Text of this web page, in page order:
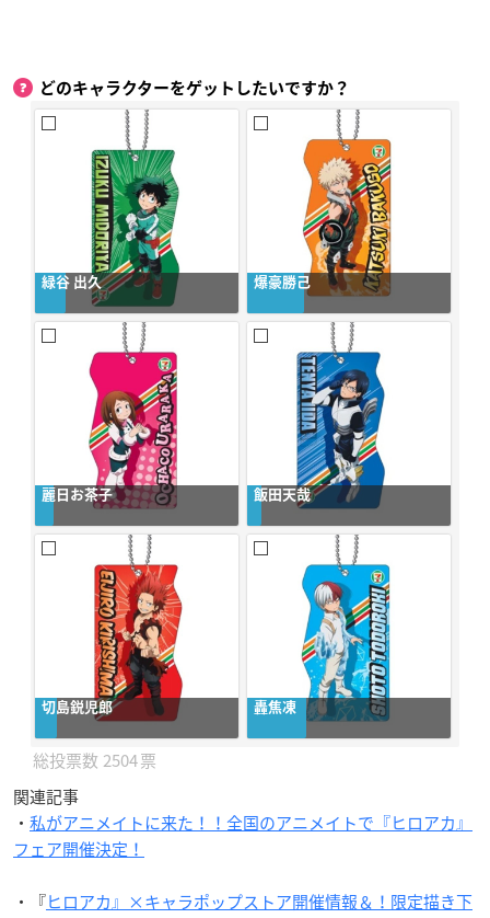
どのキャラクターをゲットしたいですか？
緑谷 出久 爆豪勝己
麗日お茶子 飯田天哉
切島鋭児郎 轟焦凍
2504
関連記事
・ 私がアニメイトに来た！！全国のアニメイトで『ヒロアカ』
フェア開催決定！
・『ヒロアカ』×キャラポップストア開催情報＆！限定描き下